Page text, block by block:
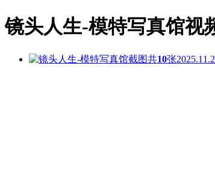
镜头人生-模特写真馆视
共10张